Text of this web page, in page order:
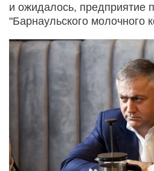
и ожидалось, предприятие
"Барнаульского молочного